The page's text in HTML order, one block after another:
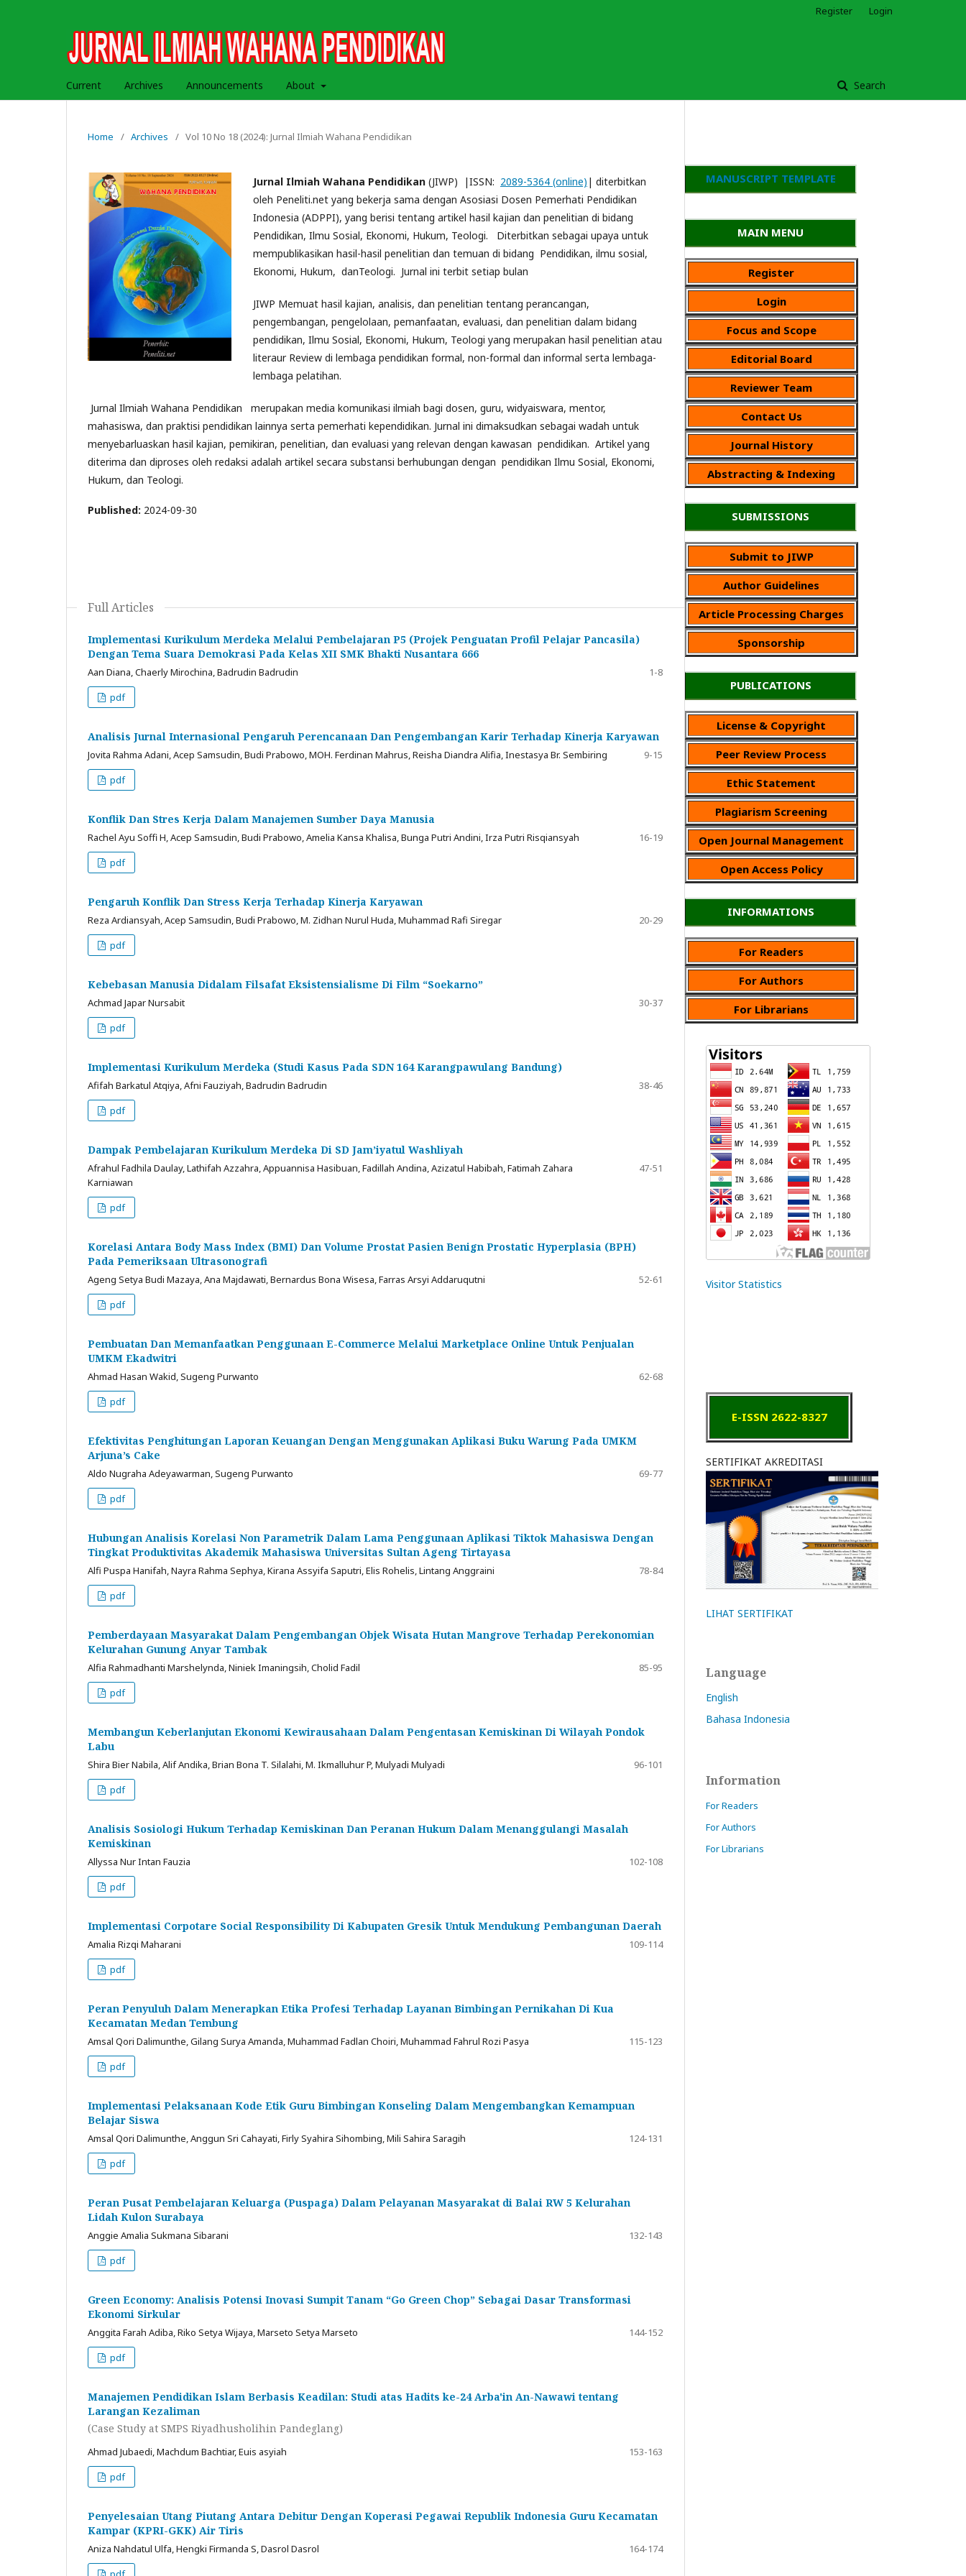
Current Archives Announcements About Search
Register Login
Home / Archives / Vol 10 No 18 (2024): Jurnal Ilmiah Wahana Pendidikan
Jurnal Ilmiah Wahana Pendidikan (JIWP) |ISSN: 2089-5364 (online) | diterbitkan
oleh Peneliti.net yang bekerja sama dengan Asosiasi Dosen Pemerhati Pendidikan
Indonesia (ADPPI), yang berisi tentang artikel hasil kajian dan penelitian di bidang
Pendidikan, Ilmu Sosial, Ekonomi, Hukum, Teologi. Diterbitkan sebagai upaya untuk
mempublikasikan hasil-hasil penelitian dan temuan di bidang Pendidikan, ilmu sosial,
Ekonomi, Hukum, danTeologi. Jurnal ini terbit setiap bulan
JIWP Memuat hasil kajian, analisis, dan penelitian tentang perancangan,
pengembangan, pengelolaan, pemanfaatan, evaluasi, dan penelitian dalam bidang
pendidikan, Ilmu Sosial, Ekonomi, Hukum, Teologi yang merupakan hasil penelitian atau
literaur Review di lembaga pendidikan formal, non-formal dan informal serta lembaga-
lembaga pelatihan.
Jurnal Ilmiah Wahana Pendidikan merupakan media komunikasi ilmiah bagi dosen, guru, widyaiswara, mentor,
mahasiswa, dan praktisi pendidikan lainnya serta pemerhati kependidikan. Jurnal ini dimaksudkan sebagai wadah untuk
menyebarluaskan hasil kajian, pemikiran, penelitian, dan evaluasi yang relevan dengan kawasan pendidikan. Artikel yang
diterima dan diproses oleh redaksi adalah artikel secara substansi berhubungan dengan pendidikan Ilmu Sosial, Ekonomi,
Hukum, dan Teologi.
Published: 2024-09-30
Full Articles
Implementasi Kurikulum Merdeka Melalui Pembelajaran P5 (Projek Penguatan Profil Pelajar Pancasila)
Dengan Tema Suara Demokrasi Pada Kelas XII SMK Bhakti Nusantara 666
Aan Diana, Chaerly Mirochina, Badrudin Badrudin
1-8
pdf
Analisis Jurnal Internasional Pengaruh Perencanaan Dan Pengembangan Karir Terhadap Kinerja Karyawan
Jovita Rahma Adani, Acep Samsudin, Budi Prabowo, MOH. Ferdinan Mahrus, Reisha Diandra Alifia, Inestasya Br. Sembiring
9-15
pdf
Konflik Dan Stres Kerja Dalam Manajemen Sumber Daya Manusia
Rachel Ayu Soffi H, Acep Samsudin, Budi Prabowo, Amelia Kansa Khalisa, Bunga Putri Andini, Irza Putri Risqiansyah
16-19
pdf
Pengaruh Konflik Dan Stress Kerja Terhadap Kinerja Karyawan
Reza Ardiansyah, Acep Samsudin, Budi Prabowo, M. Zidhan Nurul Huda, Muhammad Rafi Siregar
20-29
pdf
Kebebasan Manusia Didalam Filsafat Eksistensialisme Di Film “Soekarno”
Achmad Japar Nursabit
30-37
pdf
Implementasi Kurikulum Merdeka (Studi Kasus Pada SDN 164 Karangpawulang Bandung)
Afifah Barkatul Atqiya, Afni Fauziyah, Badrudin Badrudin
38-46
pdf
Dampak Pembelajaran Kurikulum Merdeka Di SD Jam’iyatul Washliyah
Afrahul Fadhila Daulay, Lathifah Azzahra, Appuannisa Hasibuan, Fadillah Andina, Azizatul Habibah, Fatimah Zahara
Karniawan
47-51
pdf
Korelasi Antara Body Mass Index (BMI) Dan Volume Prostat Pasien Benign Prostatic Hyperplasia (BPH)
Pada Pemeriksaan Ultrasonografi
Ageng Setya Budi Mazaya, Ana Majdawati, Bernardus Bona Wisesa, Farras Arsyi Addaruqutni
52-61
pdf
Pembuatan Dan Memanfaatkan Penggunaan E-Commerce Melalui Marketplace Online Untuk Penjualan
UMKM Ekadwitri
Ahmad Hasan Wakid, Sugeng Purwanto
62-68
pdf
Efektivitas Penghitungan Laporan Keuangan Dengan Menggunakan Aplikasi Buku Warung Pada UMKM
Arjuna’s Cake
Aldo Nugraha Adeyawarman, Sugeng Purwanto
69-77
pdf
Hubungan Analisis Korelasi Non Parametrik Dalam Lama Penggunaan Aplikasi Tiktok Mahasiswa Dengan
Tingkat Produktivitas Akademik Mahasiswa Universitas Sultan Ageng Tirtayasa
Alfi Puspa Hanifah, Nayra Rahma Sephya, Kirana Assyifa Saputri, Elis Rohelis, Lintang Anggraini
78-84
pdf
Pemberdayaan Masyarakat Dalam Pengembangan Objek Wisata Hutan Mangrove Terhadap Perekonomian
Kelurahan Gunung Anyar Tambak
Alfia Rahmadhanti Marshelynda, Niniek Imaningsih, Cholid Fadil
85-95
pdf
Membangun Keberlanjutan Ekonomi Kewirausahaan Dalam Pengentasan Kemiskinan Di Wilayah Pondok
Labu
Shira Bier Nabila, Alif Andika, Brian Bona T. Silalahi, M. Ikmalluhur P, Mulyadi Mulyadi
96-101
pdf
Analisis Sоsiоlоgi Hukum Terhadap Kemiskinan Dan Peranan Hukum Dalam Menanggulangi Masalah
Kemiskinan
Allyssa Nur Intan Fauzia
102-108
pdf
Implementasi Corpotare Social Responsibility Di Kabupaten Gresik Untuk Mendukung Pembangunan Daerah
Amalia Rizqi Maharani
109-114
pdf
Peran Penyuluh Dalam Menerapkan Etika Profesi Terhadap Layanan Bimbingan Pernikahan Di Kua
Kecamatan Medan Tembung
Amsal Qori Dalimunthe, Gilang Surya Amanda, Muhammad Fadlan Choiri, Muhammad Fahrul Rozi Pasya
115-123
pdf
Implementasi Pelaksanaan Kode Etik Guru Bimbingan Konseling Dalam Mengembangkan Kemampuan
Belajar Siswa
Amsal Qori Dalimunthe, Anggun Sri Cahayati, Firly Syahira Sihombing, Mili Sahira Saragih
124-131
pdf
Peran Pusat Pembelajaran Keluarga (Puspaga) Dalam Pelayanan Masyarakat di Balai RW 5 Kelurahan
Lidah Kulon Surabaya
Anggie Amalia Sukmana Sibarani
132-143
pdf
Green Economy: Analisis Potensi Inovasi Sumpit Tanam “Go Green Chop” Sebagai Dasar Transformasi
Ekonomi Sirkular
Anggita Farah Adiba, Riko Setya Wijaya, Marseto Setya Marseto
144-152
pdf
Manajemen Pendidikan Islam Berbasis Keadilan: Studi atas Hadits ke-24 Arba'in An-Nawawi tentang
Larangan Kezaliman
(Case Study at SMPS Riyadhusholihin Pandeglang)
Ahmad Jubaedi, Machdum Bachtiar, Euis asyiah
153-163
pdf
Penyelesaian Utang Piutang Antara Debitur Dengan Koperasi Pegawai Republik Indonesia Guru Kecamatan
Kampar (KPRI-GKK) Air Tiris
Aniza Nahdatul Ulfa, Hengki Firmanda S, Dasrol Dasrol
164-174
MANUSCRIPT TEMPLATE
MAIN MENU
Register
Login
Focus and Scope
Editorial Board
Reviewer Team
Contact Us
Journal History
Abstracting & Indexing
SUBMISSIONS
Submit to JIWP
Author Guidelines
Article Processing Charges
Sponsorship
PUBLICATIONS
License & Copyright
Peer Review Process
Ethic Statement
Plagiarism Screening
Open Journal Management
Open Access Policy
INFORMATIONS
For Readers
For Authors
For Librarians
Visitor Statistics
E-ISSN 2622-8327
SERTIFIKAT AKREDITASI
LIHAT SERTIFIKAT
Language
English
Bahasa Indonesia
Information
For Readers
For Authors
For Librarians